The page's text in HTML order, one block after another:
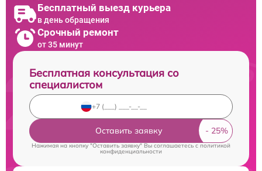
Бесплатный выезд курьера
в день обращения
Срочный ремонт
от 35 минут
Бесплатная консультация со
специалистом
Оставить заявку
Нажимая на кнопку "Оставить заявку" Вы соглашаетесь cполитикой
конфиденциальности